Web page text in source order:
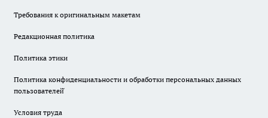
Требования к оригинальным макетам
Редакционная политика
Политика этики
Политика конфиденциальности и обработки персональных данных
пользователей̆
Условия труда